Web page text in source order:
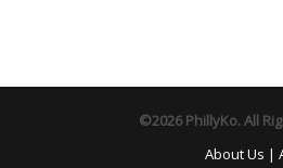
©2026 PhillyKo. All
About Us |